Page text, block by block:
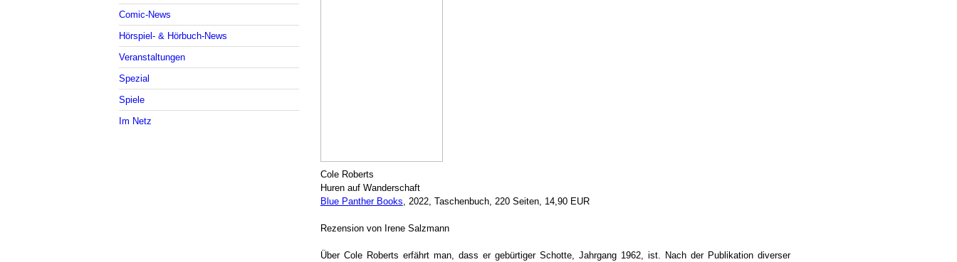
Comic-News
Hörspiel- & Hörbuch-News
Veranstaltungen
Spezial
Spiele
Im Netz
Cole Roberts
Huren auf Wanderschaft
Blue Panther Books , 2022, Taschenbuch, 220 Seiten, 14,90 EUR
Rezension von Irene Salzmann
Über Cole Roberts erfährt man, dass er gebürtiger Schotte, Jahrgang 1962, ist. Nach der Publikation diverser